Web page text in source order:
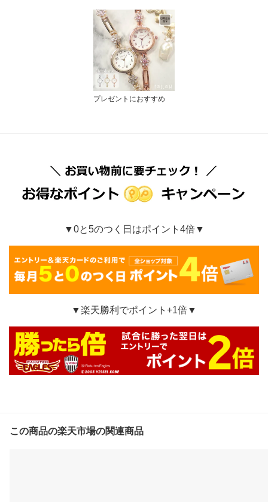
プレゼントにおすすめ
▼0と5のつく日はポイント4倍▼
▼楽天勝利でポイント+1倍▼
この商品の楽天市場の関連商品